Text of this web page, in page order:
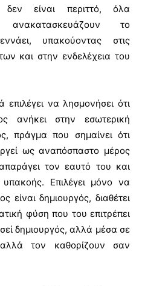
δεν είναι περιττό, όλα
ανακατασκευάζουν το
υπακούοντας στις
και στην ενδελέχεια του
να λησμονήσει ότι
ανήκει στην εσωτερική
πράγμα που σημαίνει ότι
ως αναπόσπαστο μέρος
τον εαυτό του και
Επιλέγει μόνο να
είναι δημιουργός, διαθέτει
φύση που του επιτρέπει
δημιουργός, αλλά μέσα σε
τον καθορίζουν σαν